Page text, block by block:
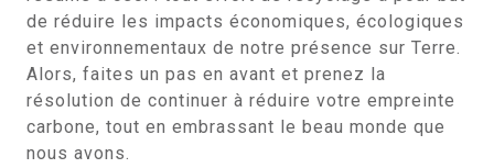
de réduire les impacts économiques, écologiques
et environnementaux de notre présence sur Terre.
Alors, faites un pas en avant et prenez la
résolution de continuer à réduire votre empreinte
carbone, tout en embrassant le beau monde que
nous avons.